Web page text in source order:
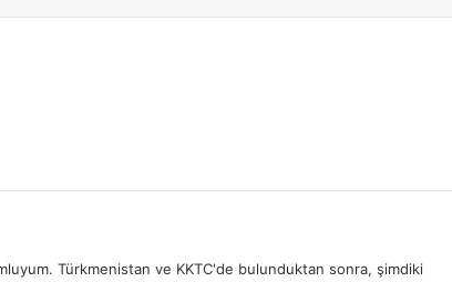
Türkmenistan ve KKTC'de bulunduktan sonra, şimdiki